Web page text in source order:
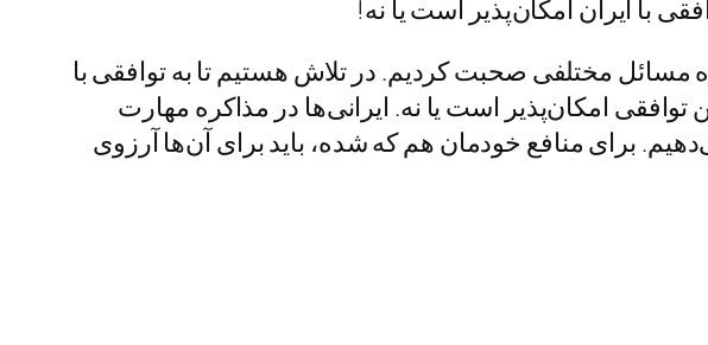
مسائل مختلفی صحبت کردیم. در تلاش هستیم تا به توافقی با
امکان‌پذیر است یا نه. ایرانی‌ها در مذاکره مهارت
برای منافع خودمان هم که شده، باید برای آن‌ها آرزوی